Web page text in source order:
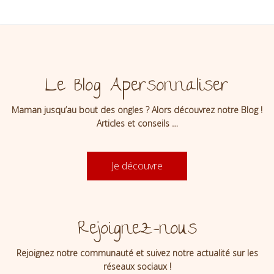
Le Blog Apersonnaliser
Maman jusqu’au bout des ongles ? Alors découvrez notre Blog !
Articles et conseils …
Je découvre
Rejoignez-nous
Rejoignez notre communauté et suivez notre actualité sur les
réseaux sociaux !